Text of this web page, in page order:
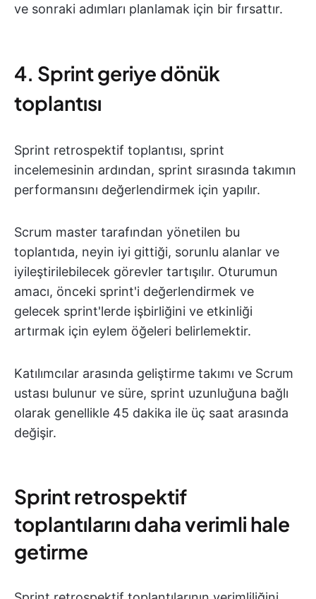
ve sonraki adımları planlamak için bir fırsattır.
4. Sprint geriye dönük
toplantısı
Sprint retrospektif toplantısı, sprint
incelemesinin ardından, sprint sırasında takımın
performansını değerlendirmek için yapılır.
Scrum master tarafından yönetilen bu
toplantıda, neyin iyi gittiği, sorunlu alanlar ve
iyileştirilebilecek görevler tartışılır. Oturumun
amacı, önceki sprint'i değerlendirmek ve
gelecek sprint'lerde işbirliğini ve etkinliği
artırmak için eylem öğeleri belirlemektir.
Katılımcılar arasında geliştirme takımı ve Scrum
ustası bulunur ve süre, sprint uzunluğuna bağlı
olarak genellikle 45 dakika ile üç saat arasında
değişir.
Sprint retrospektif
toplantılarını daha verimli hale
getirme